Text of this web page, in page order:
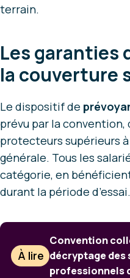
terrain.
Les garanties
la couverture
Le dispositif de
prévu par la
protecteurs supérieurs
générale. Tous les
catégorie, en
durant la période d’essai.
À lire
Convention
décryptage
professionnels